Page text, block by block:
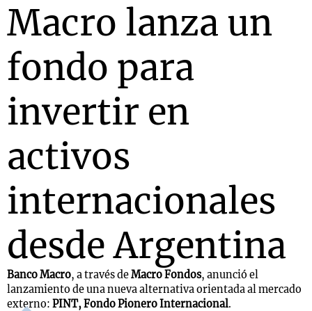
Macro lanza un
fondo para
invertir en
activos
internacionales
desde Argentina
Banco Macro, a través deMacro Fondos, anunció el
lanzamiento de una nueva alternativa orientada al mercado
externo: PINT, Fondo Pionero Internacional.